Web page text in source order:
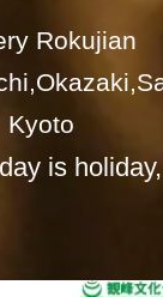
Rokujian
Kyoto
is